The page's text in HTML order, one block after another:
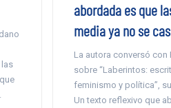
abordada es que
media ya no se
La autora conversó con
sobre “Laberintos:
feminismo y política”,
Un texto reflexivo que